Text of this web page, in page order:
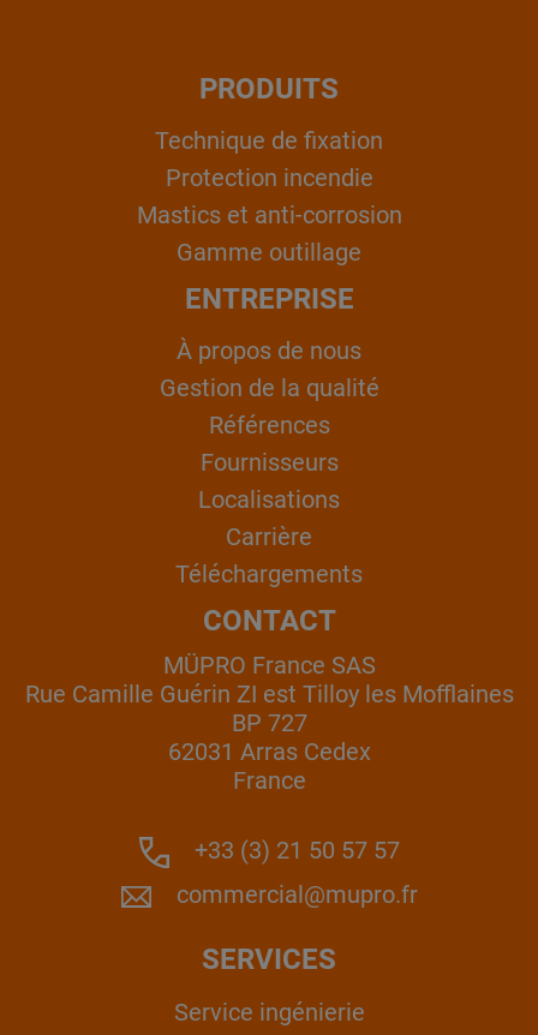
PRODUITS
Technique de fixation
Protection incendie
Mastics et anti-corrosion
Gamme outillage
ENTREPRISE
À propos de nous
Gestion de la qualité
Références
Fournisseurs
Localisations
Carrière
Téléchargements
CONTACT
MÜPRO France SAS
Rue Camille Guérin ZI est Tilloy les Mofflaines
BP 727
62031 Arras Cedex
France
+33 (3) 21 50 57 57
commercial@mupro.fr
SERVICES
Service ingénierie